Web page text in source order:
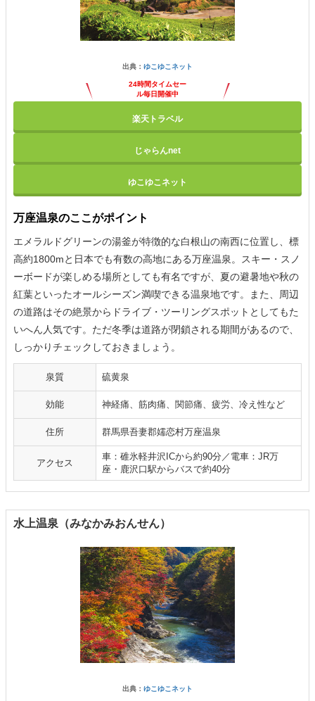
出典： ゆこゆこネット
24時間タイムセー
ル毎日開催中
楽天トラベル
じゃらんnet
ゆこゆこネット
万座温泉のここがポイント
エメラルドグリーンの湯釜が特徴的な白根山の南西に位置し、標
高約1800mと日本でも有数の高地にある万座温泉。スキー・スノ
ーボードが楽しめる場所としても有名ですが、夏の避暑地や秋の
紅葉といったオールシーズン満喫できる温泉地です。また、周辺
の道路はその絶景からドライブ・ツーリングスポットとしてもた
いへん人気です。ただ冬季は道路が閉鎖される期間があるので、
しっかりチェックしておきましょう。
泉質 硫黄泉
効能 神経痛、筋肉痛、関節痛、疲労、冷え性など
住所 群馬県吾妻郡嬬恋村万座温泉
アクセス
車：碓氷軽井沢ICから約90分／電車：JR万
座・鹿沢口駅からバスで約40分
水上温泉（みなかみおんせん）
出典： ゆこゆこネット